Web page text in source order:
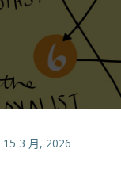
15 3 月, 2026